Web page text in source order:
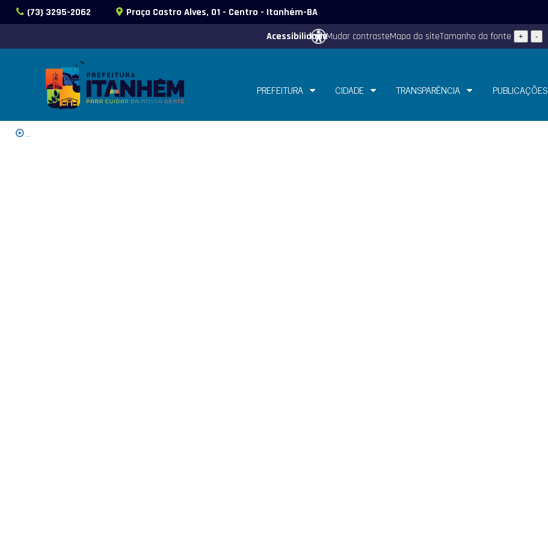
(73) 3295-2062 Praça Castro Alves, 01 - Centro - Itanhém-BA
AcessibilidadeMudar contrasteMapa do siteTamanho da fonte + -
PREFEITURA CIDADE TRANSPARÊNCIA PUBLICAÇÕES
...